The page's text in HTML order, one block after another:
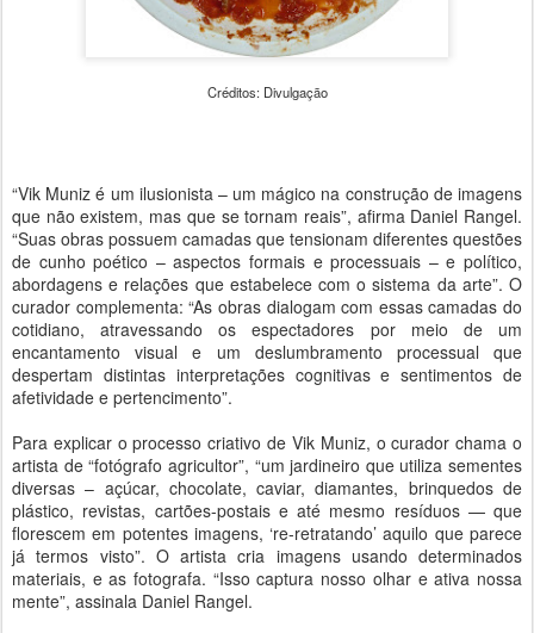
Créditos: Divulgação
“Vik Muniz é um ilusionista – um mágico na construção de imagens
que não existem, mas que se tornam reais”, afirma Daniel Rangel.
“Suas obras possuem camadas que tensionam diferentes questões
de cunho poético – aspectos formais e processuais – e político,
abordagens e relações que estabelece com o sistema da arte”. O
curador complementa: “As obras dialogam com essas camadas do
cotidiano, atravessando os espectadores por meio de um
encantamento visual e um deslumbramento processual que
despertam distintas interpretações cognitivas e sentimentos de
afetividade e pertencimento”.
Para explicar o processo criativo de Vik Muniz, o curador chama o
artista de “fotógrafo agricultor”, “um jardineiro que utiliza sementes
diversas – açúcar, chocolate, caviar, diamantes, brinquedos de
plástico, revistas, cartões-postais e até mesmo resíduos — que
florescem em potentes imagens, ‘re-retratando’ aquilo que parece
já termos visto”. O artista cria imagens usando determinados
materiais, e as fotografa. “Isso captura nosso olhar e ativa nossa
mente”, assinala Daniel Rangel.